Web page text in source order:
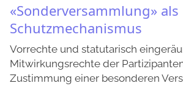
«Sonderversammlung» als
Schutzmechanismus
Vorrechte und statutarisch
Mitwirkungsrechte der
Zustimmung einer besonderen